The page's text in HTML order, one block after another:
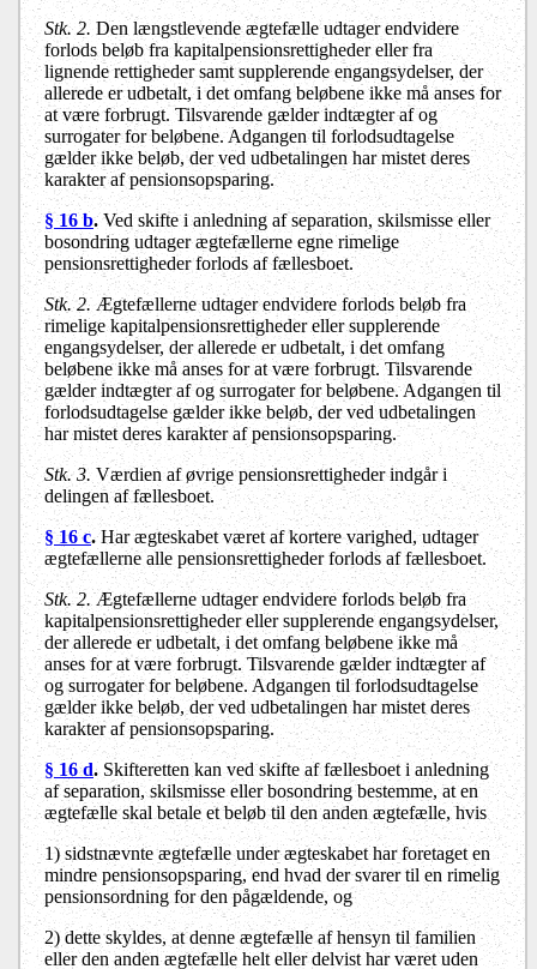
Stk. 2. Den længstlevende ægtefælle udtager endvidere
forlods beløb fra kapitalpensionsrettigheder eller fra
lignende rettigheder samt supplerende engangsydelser, der
allerede er udbetalt, i det omfang beløbene ikke må anses for
at være forbrugt. Tilsvarende gælder indtægter af og
surrogater for beløbene. Adgangen til forlodsudtagelse
gælder ikke beløb, der ved udbetalingen har mistet deres
karakter af pensionsopsparing.
§ 16 b.Ved skifte i anledning af separation, skilsmisse eller
bosondring udtager ægtefællerne egne rimelige
pensionsrettigheder forlods af fællesboet.
Stk. 2.Ægtefællerne udtager endvidere forlods beløb fra
rimelige kapitalpensionsrettigheder eller supplerende
engangsydelser, der allerede er udbetalt, i det omfang
beløbene ikke må anses for at være forbrugt. Tilsvarende
gælder indtægter af og surrogater for beløbene. Adgangen til
forlodsudtagelse gælder ikke beløb, der ved udbetalingen
har mistet deres karakter af pensionsopsparing.
Stk. 3. Værdien af øvrige pensionsrettigheder indgår i
delingen af fællesboet.
§ 16 c.Har ægteskabet været af kortere varighed, udtager
ægtefællerne alle pensionsrettigheder forlods af fællesboet.
Stk. 2.Ægtefællerne udtager endvidere forlods beløb fra
kapitalpensionsrettigheder eller supplerende engangsydelser,
der allerede er udbetalt, i det omfang beløbene ikke må
anses for at være forbrugt. Tilsvarende gælder indtægter af
og surrogater for beløbene. Adgangen til forlodsudtagelse
gælder ikke beløb, der ved udbetalingen har mistet deres
karakter af pensionsopsparing.
§ 16 d. Skifteretten kan ved skifte af fællesboet i anledning
af separation, skilsmisse eller bosondring bestemme, at en
ægtefælle skal betale et beløb til den anden ægtefælle, hvis
1) sidstnævnte ægtefælle under ægteskabet har foretaget en
mindre pensionsopsparing, end hvad der svarer til en rimelig
pensionsordning for den pågældende, og
2) dette skyldes, at denne ægtefælle af hensyn til familien
eller den anden ægtefælle helt eller delvist har været uden